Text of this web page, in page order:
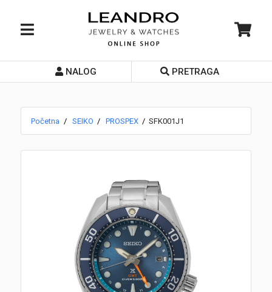
Početna
Prodavnice
NALOG PRETRAGA
Početna SEIKO PROSPEX SFK001J1